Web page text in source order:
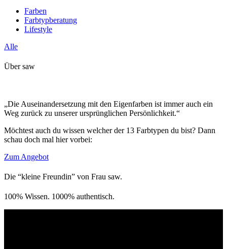
Farben
Farbtypberatung
Lifestyle
Alle
Über saw
„Die Auseinandersetzung mit den Eigenfarben ist immer auch ein
Weg zurück zu unserer ursprünglichen Persönlichkeit.“
Möchtest auch du wissen welcher der 13 Farbtypen du bist? Dann
schau doch mal hier vorbei:
Zum Angebot
Die “kleine Freundin” von Frau saw.
100% Wissen. 1000% authentisch.